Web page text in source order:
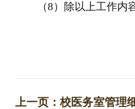
（8） 除以上工作内
上一页：校医务室管理